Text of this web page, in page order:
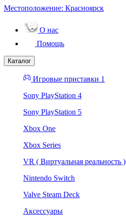
Местоположение: Красноярск
О нас
Помощь
Каталог
Игровые приставки 1
Sony PlayStation 4
Sony PlayStation 5
Xbox One
Xbox Series
VR ( Виртуальная реальность )
Nintendo Switch
Valve Steam Deck
Аксессуары